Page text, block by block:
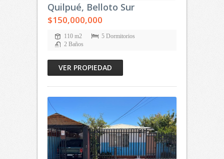
Quilpué, Belloto Sur
$150,000,000
110 m2
5 Dormitorios
2 Baños
VER PROPIEDAD